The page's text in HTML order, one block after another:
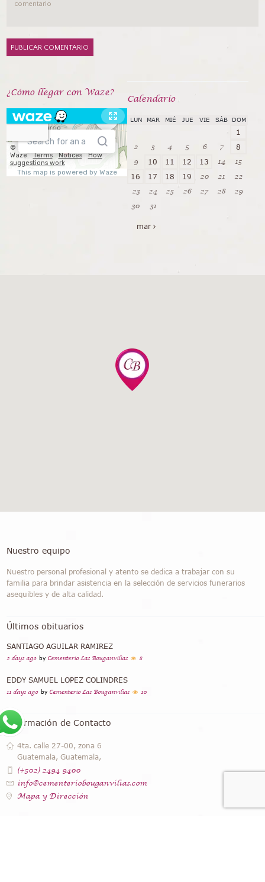
¿Cómo llegar con Waze?
Calendarío
LUN MAR MIÉ JUE VIE SÁB DOM
1
2 3 4 5 6 7 8
9 10 11 12 13 14 15
16 17 18 19 20 21
22
23
24 25 26 27 28
29
30
31
mar
Nuestro equipo
Nuestro personal profesional y atento se dedica a trabajar con su
familia para brindar asistencia en la selección de servicios funerarios
asequibles y de alta calidad.
Últimos obituarios
SANTIAGO AGUILAR RAMIREZ
2 days ago by Cementerio Las Bouganvilias 8
EDDY SAMUEL LOPEZ COLINDRES
11 days ago by Cementerio Las Bouganvilias 10
Información de Contacto
4ta. calle 27-00, zona 6
Guatemala, Guatemala,
(+502) 2494 9400
info@cementeriobouganvilias.com
Mapa y Dirección